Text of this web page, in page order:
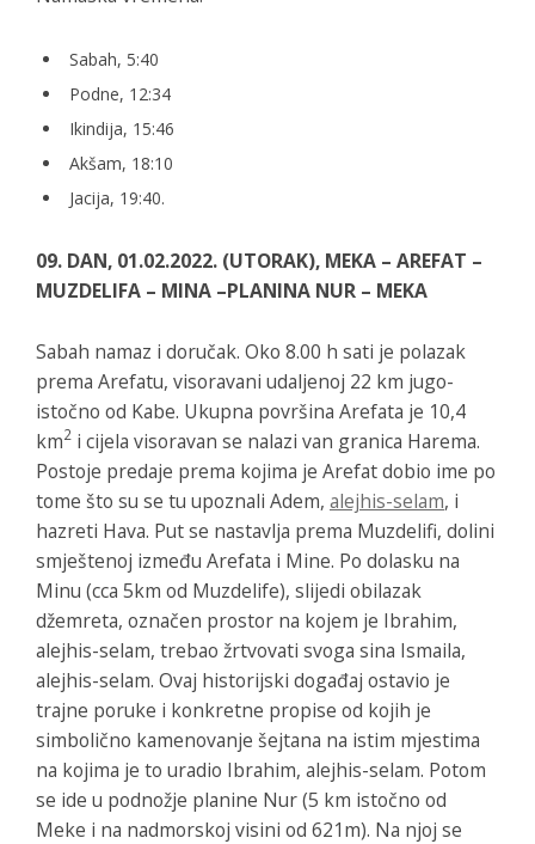
Sabah, 5:40
Podne, 12:34
Ikindija, 15:46
Akšam, 18:10
Jacija, 19:40.
09. DAN, 01.02.2022. (UTORAK), MEKA – AREFAT –
MUZDELIFA – MINA –PLANINA NUR – MEKA
Sabah namaz i doručak. Oko 8.00 h sati je polazak
prema Arefatu, visoravani udaljenoj 22 km jugo-
istočno od Kabe. Ukupna površina Arefata je 10,4
km2 i cijela visoravan se nalazi van granica Harema.
Postoje predaje prema kojima je Arefat dobio ime po
tome što su se tu upoznali Adem, alejhis-selam, i
hazreti Hava. Put se nastavlja prema Muzdelifi, dolini
smještenoj između Arefata i Mine. Po dolasku na
Minu (cca 5km od Muzdelife), slijedi obilazak
džemreta, označen prostor na kojem je Ibrahim,
alejhis-selam, trebao žrtvovati svoga sina Ismaila,
alejhis-selam. Ovaj historijski događaj ostavio je
trajne poruke i konkretne propise od kojih je
simbolično kamenovanje šejtana na istim mjestima
na kojima je to uradio Ibrahim, alejhis-selam. Potom
se ide u podnožje planine Nur (5 km istočno od
Meke i na nadmorskoj visini od 621m). Na njoj se